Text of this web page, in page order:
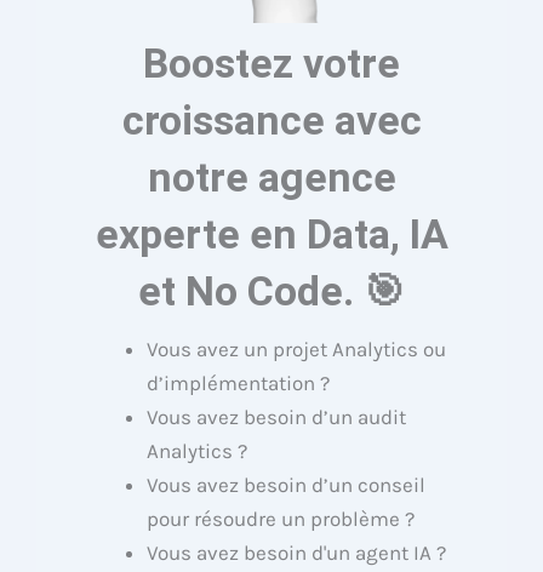
Boostez votre
croissance avec
notre agence
experte en Data, IA
et No Code. 🎯
Vous avez un projet Analytics ou
d’implémentation ?
Vous avez besoin d’un audit
Analytics ?
Vous avez besoin d’un conseil
pour résoudre un problème ?
Vous avez besoin d'un agent IA ?